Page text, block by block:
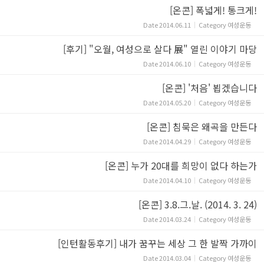
[온콘] 폭넓게! 통크게!
Date2014.06.11 Category여성운동
[후기] "오월, 여성으로 살다 展" 열린 이야기 마당
Date2014.06.10 Category여성운동
[온콘] '처음' 뵙겠습니다
Date2014.05.20 Category여성운동
[온콘] 침묵은 왜곡을 만든다
Date2014.04.29 Category여성운동
[온콘] 누가 20대를 희망이 없다 하는가
Date2014.04.10 Category여성운동
[온콘] 3.8.그.날. (2014. 3. 24)
Date2014.03.24 Category여성운동
[인턴활동후기] 내가 꿈꾸는 세상 그 한 발짝 가까이
Date2014.03.04 Category여성운동